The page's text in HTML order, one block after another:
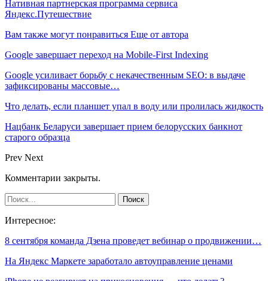
Нативная партнерская программа сервиса
Яндекс.Путешествие
Вам также могут понравиться Еще от автора
Google завершает переход на Mobile-First Indexing
Google усиливает борьбу с некачественным SEO: в выдаче
зафиксированы массовые…
Что делать, если планшет упал в воду или пролилась жидкость
Нацбанк Беларуси завершает прием белорусских банкнот
старого образца
Prev Next
Комментарии закрыты.
Интересное:
8 сентября команда Дзена проведет вебинар о продвижении…
На Яндекс Маркете заработало автоуправление ценами